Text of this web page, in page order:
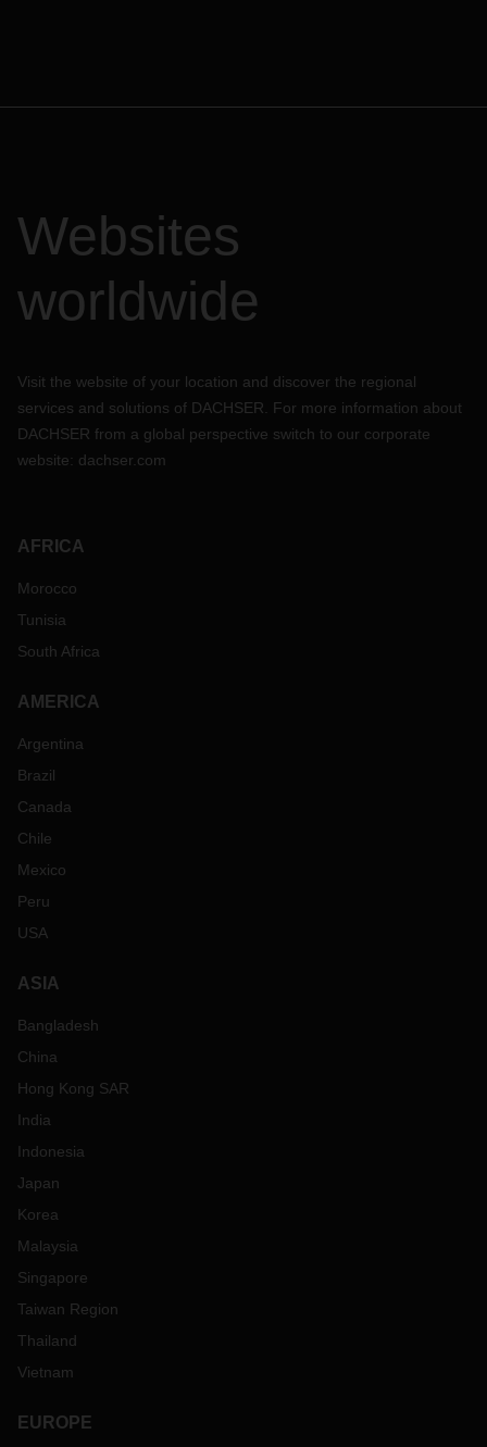
Websites
worldwide
Visit the website of your location and discover the regional
services and solutions of DACHSER. For more information about
DACHSER from a global perspective switch to our corporate
website: dachser.com
AFRICA
Morocco
Tunisia
South Africa
AMERICA
Argentina
Brazil
Canada
Chile
Mexico
Peru
USA
ASIA
Bangladesh
China
Hong Kong SAR
India
Indonesia
Japan
Korea
Malaysia
Singapore
Taiwan Region
Thailand
Vietnam
EUROPE